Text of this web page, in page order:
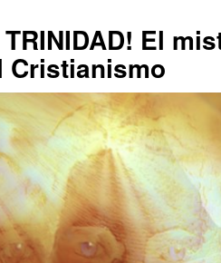
TRINIDAD! El
Cristianismo